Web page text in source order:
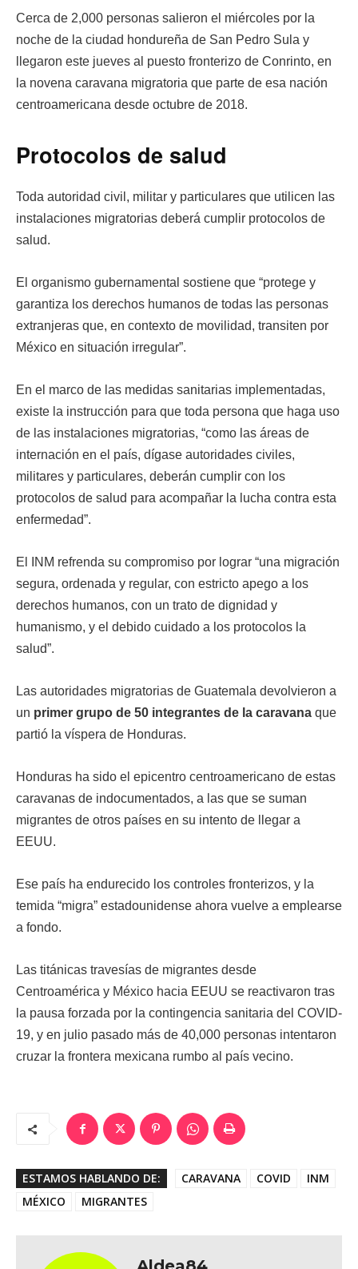
Cerca de 2,000 personas salieron el miércoles por la
noche de la ciudad hondureña de San Pedro Sula y
llegaron este jueves al puesto fronterizo de Conrinto, en
la novena caravana migratoria que parte de esa nación
centroamericana desde octubre de 2018.
Protocolos de salud
Toda autoridad civil, militar y particulares que utilicen las
instalaciones migratorias deberá cumplir protocolos de
salud.
El organismo gubernamental sostiene que “protege y
garantiza los derechos humanos de todas las personas
extranjeras que, en contexto de movilidad, transiten por
México en situación irregular”.
En el marco de las medidas sanitarias implementadas,
existe la instrucción para que toda persona que haga uso
de las instalaciones migratorias, “como las áreas de
internación en el país, dígase autoridades civiles,
militares y particulares, deberán cumplir con los
protocolos de salud para acompañar la lucha contra esta
enfermedad”.
El INM refrenda su compromiso por lograr “una migración
segura, ordenada y regular, con estricto apego a los
derechos humanos, con un trato de dignidad y
humanismo, y el debido cuidado a los protocolos la
salud”.
Las autoridades migratorias de Guatemala devolvieron a
un primer grupo de 50 integrantes de la caravana que
partió la víspera de Honduras.
Honduras ha sido el epicentro centroamericano de estas
caravanas de indocumentados, a las que se suman
migrantes de otros países en su intento de llegar a
EEUU.
Ese país ha endurecido los controles fronterizos, y la
temida “migra” estadounidense ahora vuelve a emplearse
a fondo.
Las titánicas travesías de migrantes desde
Centroamérica y México hacia EEUU se reactivaron tras
la pausa forzada por la contingencia sanitaria del COVID-
19, y en julio pasado más de 40,000 personas intentaron
cruzar la frontera mexicana rumbo al país vecino.
ESTAMOS HABLANDO DE: CARAVANA COVID
INM
MÉXICO
MIGRANTES